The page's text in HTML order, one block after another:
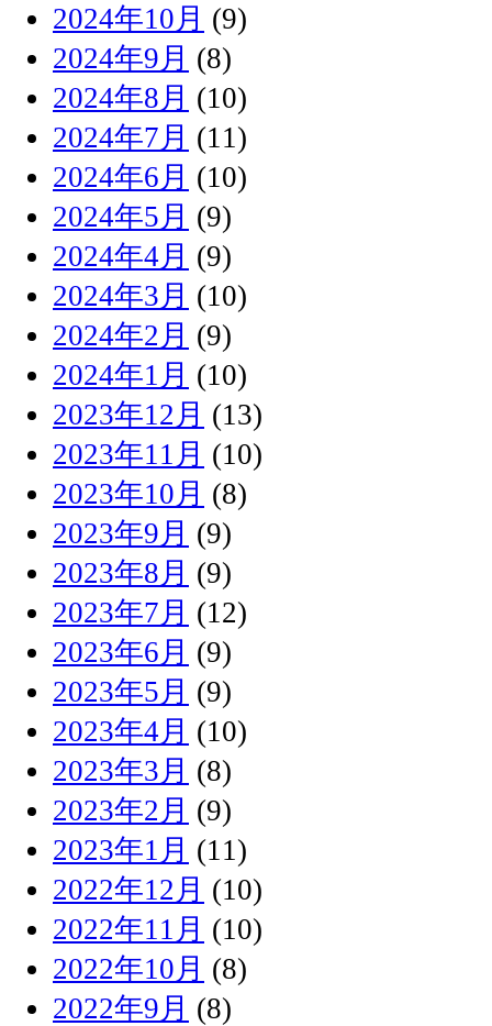
2024年10月 (9)
2024年9月 (8)
2024年8月 (10)
2024年7月 (11)
2024年6月 (10)
2024年5月 (9)
2024年4月 (9)
2024年3月 (10)
2024年2月 (9)
2024年1月 (10)
2023年12月 (13)
2023年11月 (10)
2023年10月 (8)
2023年9月 (9)
2023年8月 (9)
2023年7月 (12)
2023年6月 (9)
2023年5月 (9)
2023年4月 (10)
2023年3月 (8)
2023年2月 (9)
2023年1月 (11)
2022年12月 (10)
2022年11月 (10)
2022年10月 (8)
2022年9月 (8)